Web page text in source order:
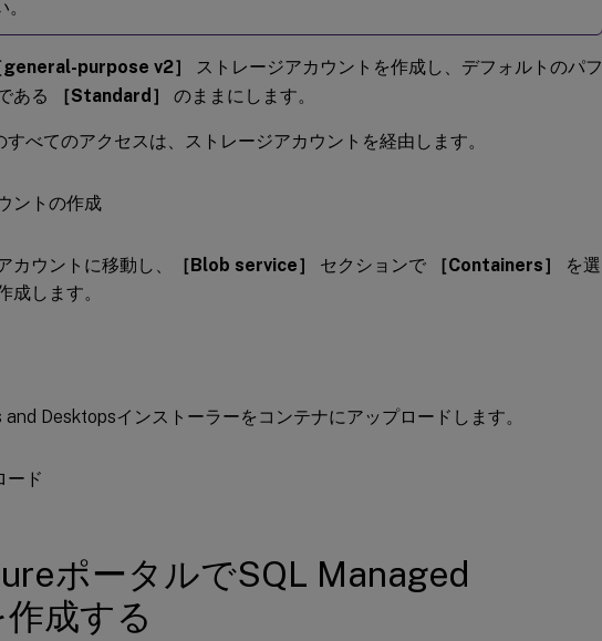
general-purpose v2］
ストレージアカウントを作成し、デフォルトのパフ
ある
［Standard］ のままにします。
べてのアクセスは、ストレージアカウントを経由します。
カウントに移動し、 ［Blob service］ セクションで ［Containers］
を選
成します。
Desktopsインストーラーをコンテナにアップロードします。
ポータルでSQL Managed
成する